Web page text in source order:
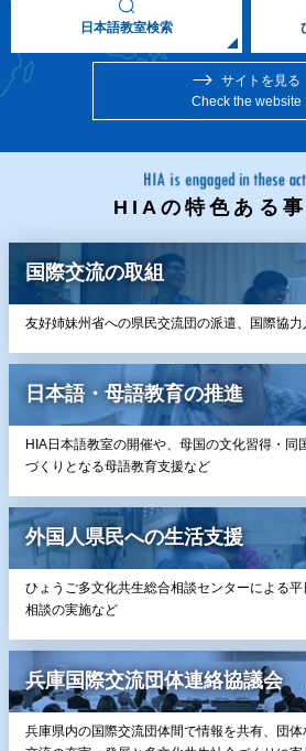
サイトを見る
Check the website
日本語教室検索
HIAの特色ある
国際交流の取組
友好姉妹州省への県民交流団の派遣、国際協
日本語・母語教育の推進
HIA日本語教室の開催や、母国の文化習得・同
づくりとなる母語教育支援など
外国人県民への生活支援
ひょうご多文化共生総合相談センターによる
相談の実施など
兵庫国際交流団体連絡協議会
兵庫県内の国際交流団体間で情報を共有、団